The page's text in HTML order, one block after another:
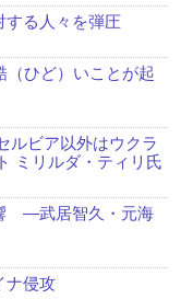
る人々を弾圧
（ひど）いことが起
ルビア以外はウクラ
ミリルダ・ティリ氏
―武居智久・元海
ナ侵攻